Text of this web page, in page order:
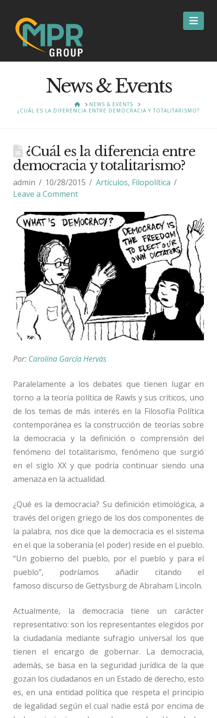
News & Events
HOMENEWS & EVENTS
¿CUÁL ES LA DIFERENCIA ENTRE DEMOCRACIA Y TOTALITARISMO?
¿Cuál es la diferencia entre
democracia y totalitarismo?
admin 10/28/2015 Artículos, Filopolítica
Leave a Comment
Por: Carolina García Hervás
Paralelamente a los debates que tienen lugar en
torno a la teoría política de Rawls y sus críticos, uno
de los temas de más interés en la Filosofía Política
contemporánea es la construcción de teorías sobre
la democracia y la definición o comprensión del
fenómeno del totalitarismo, fenómeno que surgió
en el siglo XX y que podría continuar siendo una
amenaza en la actualidad.
¿Qué es la democracia? Su definición etimológica, a
través del origen griego de los dos componentes de
la palabra, nos dice que la democracia es el sistema
en el que la soberanía (el poder) reside en el pueblo.
“Un gobierno del pueblo, por el pueblo y para el
pueblo”, podríamos añadir citando el
famoso discurso de Gettysburg de Abraham Lincoln.
Actualmente, la democracia tiene un carácter
representativo: son los representantes elegidos por
la ciudadanía mediante sufragio universal los que
tienen el encargo de gobernar. La democracia,
además, se basa en la seguridad jurídica de la que
gozan los ciudadanos en un Estado de derecho, esto
es, en una entidad política que respeta el principio
de legalidad según el cual nadie está por encima de